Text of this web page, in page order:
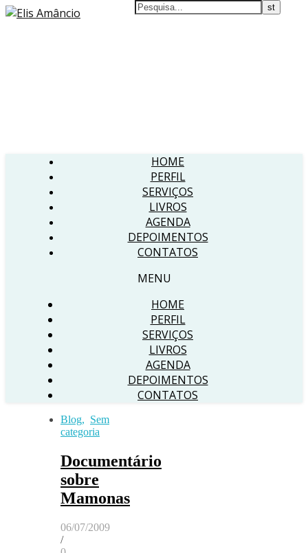
HOME
PERFIL
SERVIÇOS
LIVROS
AGENDA
DEPOIMENTOS
CONTATOS
MENU
HOME
PERFIL
SERVIÇOS
LIVROS
AGENDA
DEPOIMENTOS
CONTATOS
Blog, Sem
categoria
Documentário
sobre
Mamonas
06/07/2009
/